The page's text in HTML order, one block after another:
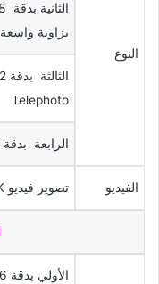
النوع
بزاوية واسعة
Telephoto
الرابعة بدقة 2 ميجابكسل بفتحة عدسة F/2.4 ماكرو
الفيديو تصوير فيديو 4K بمعدل 30 إطار في الثانية
الأولي بدقة 16 ميجا بكسل بفتحة عدسة F/2.0